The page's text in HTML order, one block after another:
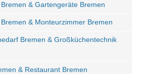
& Gartengeräte Bremen
& Monteurzimmer Bremen
Bremen & Großküchentechnik
& Restaurant Bremen